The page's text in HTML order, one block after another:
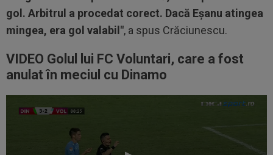
gol. Arbitrul a procedat corect. Dacă Eșanu atingea
mingea, era gol valabil", a spus Crăciunescu.
VIDEO Golul lui FC Voluntari, care a fost
anulat în meciul cu Dinamo